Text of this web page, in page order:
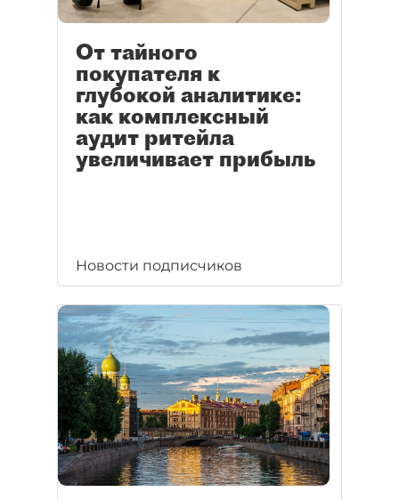
От тайного
покупателя к
глубокой аналитике:
как комплексный
аудит ритейла
увеличивает прибыль
Новости подписчиков